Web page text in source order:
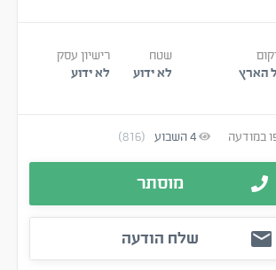
הארץ
שטח
לא ידוע
רישיון עסק
לא ידוע
במודעה 4השבוע (816)
מוסתר
שלח הודעה